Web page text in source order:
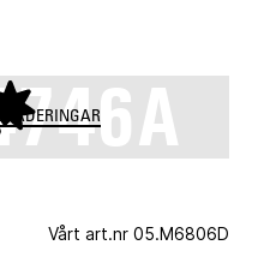
Vårt art.nr 05.M6806D